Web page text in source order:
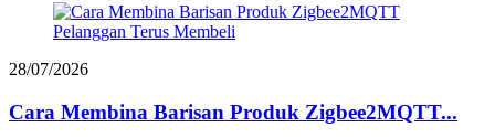
28/07/2026
Cara Membina Barisan Produk Zigbee2MQTT...